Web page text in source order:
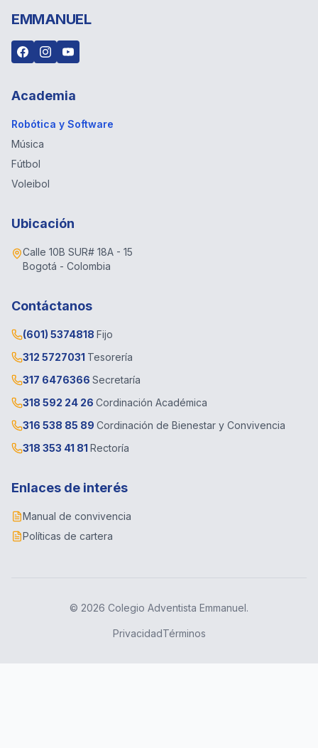
EMMANUEL
Academia
Robótica y Software
Música
Fútbol
Voleibol
Ubicación
Calle 10B SUR# 18A - 15
Bogotá - Colombia
Contáctanos
(601) 5374818 Fijo
312 5727031 Tesorería
317 6476366 Secretaría
318 592 24 26 Cordinación Académica
316 538 85 89 Cordinación de Bienestar y Convivencia
318 353 41 81 Rectoría
Enlaces de interés
Manual de convivencia
Políticas de cartera
© 2026 Colegio Adventista Emmanuel.
PrivacidadTérminos